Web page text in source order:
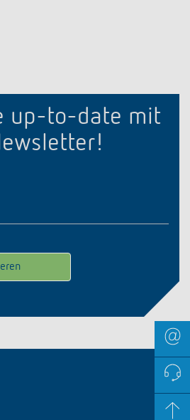
up-to-date mit